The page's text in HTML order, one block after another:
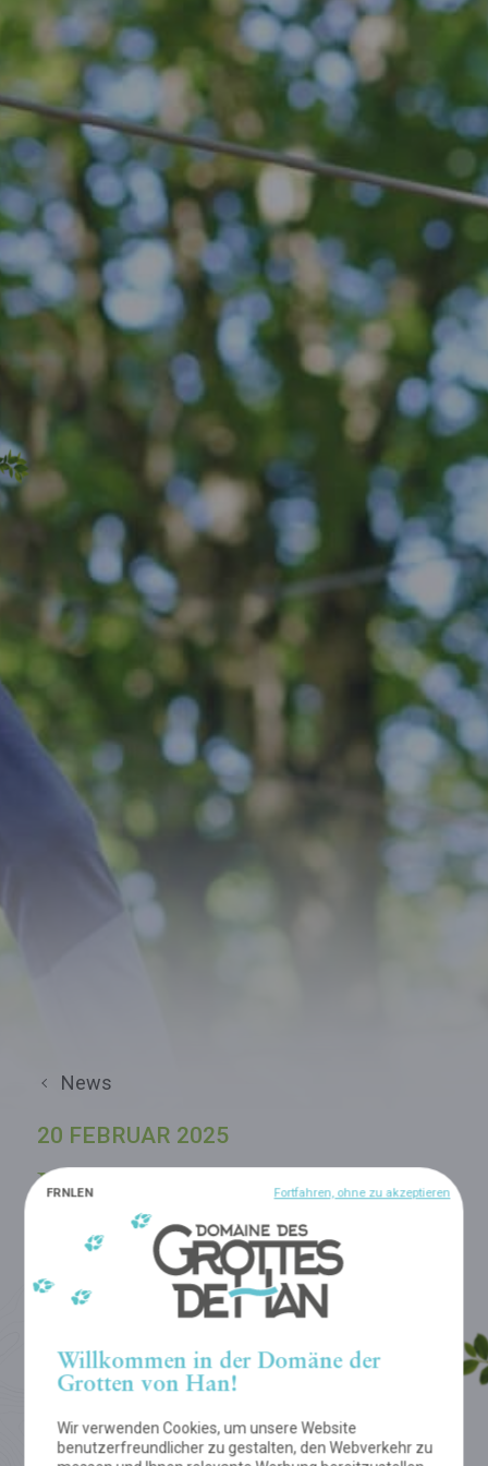
News
Neues Abenteuer im
Domaine im Jahr 2025:
Tree Experience, ein
spektakulärer
Baumseilgarten!
20 FEBRUAR 2025
Kommen Sie und entdecken Sie unsere neue Attraktion
Willkommen in der Domäne der
Grotten von Han!
Wir verwenden Cookies, um unsere Website
benutzerfreundlicher zu gestalten, den Webverkehr zu
FRNLEN Fortfahren, ohne zu akzeptieren